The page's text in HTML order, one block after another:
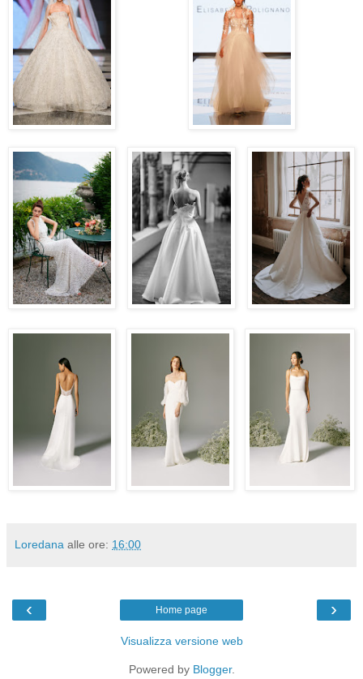
Loredana alle ore: 16:00
‹ ›
Home page
Visualizza versione web
Powered by Blogger.